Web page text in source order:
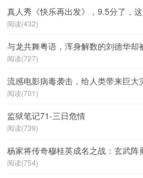
真人秀《快乐再出发》，9.5分了，
阅读(432)
与龙共舞粤语，浑身解数的刘德华却
阅读(727)
流感电影病毒袭击，给人类带来巨
阅读(701)
监狱笔记71-三日危情
阅读(739)
杨家将传奇穆桂英成名之战：玄武
阅读(754)